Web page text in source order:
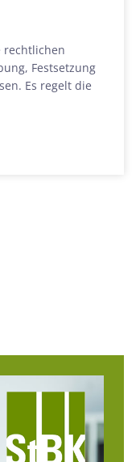
rechtlichen
Festsetzung
Es regelt die